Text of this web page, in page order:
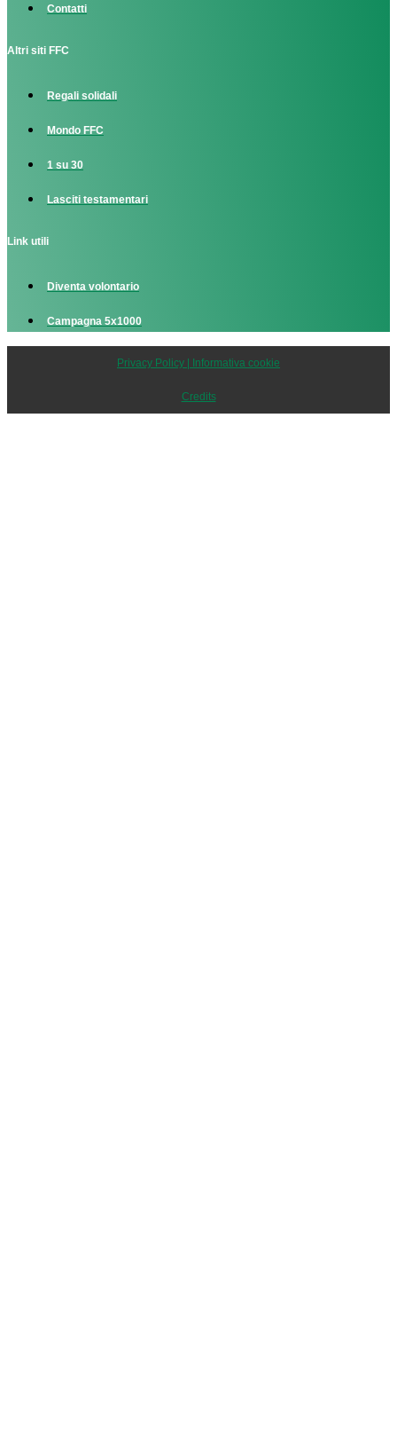
Contatti
Altri siti FFC
Regali solidali
Mondo FFC
1 su 30
Lasciti testamentari
Link utili
Diventa volontario
Campagna 5x1000
Privacy Policy | Informativa cookie
Credits